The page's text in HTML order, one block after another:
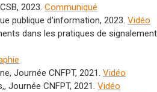
2023.Communiqué
publique d’information, 2023.Vidéo
dans les pratiques de
Journée CNFPT, 2021.Vidéo
Journée CNFPT, 2021.Vidéo